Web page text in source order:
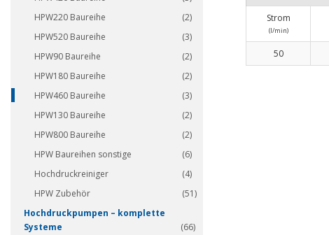
HPW220 Baureihe
(2)
HPW520 Baureihe
(3)
HPW90 Baureihe
(2)
HPW180 Baureihe
(2)
HPW460 Baureihe
(3)
HPW130 Baureihe
(2)
HPW800 Baureihe
(2)
HPW Baureihen sonstige
(6)
Hochdruckreiniger
(4)
HPW Zubehör
(51)
Hochdruckpumpen – komplette
Systeme
(66)
Strom
(I/min)
50